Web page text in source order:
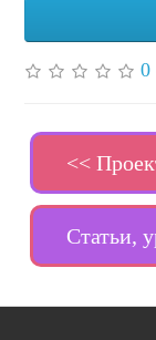
0
<<
Статьи,